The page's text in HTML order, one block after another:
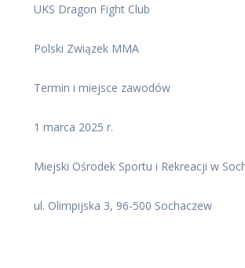
UKS Dragon Fight Club
Polski Związek MMA
Termin i miejsce zawodów
1 marca 2025 r.
Miejski Ośrodek Sportu i Rekreacji w
ul. Olimpijska 3, 96-500 Sochaczew